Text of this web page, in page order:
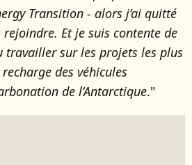
Transition - alors j’ai quitté
Et je suis contente de
travailler sur les projets les plus
des véhicules
de l’Antarctique."